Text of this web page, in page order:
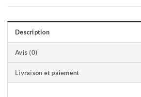
Description
Avis (0)
Livraison et paiement